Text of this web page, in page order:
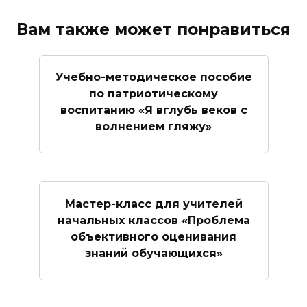
Вам также может понравиться
Учебно-методическое пособие
по патриотическому
воспитанию «Я вглубь веков с
волнением гляжу»
Мастер-класс для учителей
начальных классов «Проблема
объективного оценивания
знаний обучающихся»